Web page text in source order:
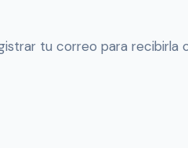
tu correo para recibirla